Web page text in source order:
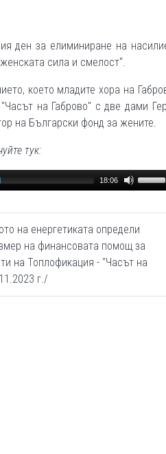
ден за елиминиране на
сила и смелост“.
което младите хора на
на Габрово" с две дами
на Български фонд за жените.
тук:
18:06
Use
Up/
Arrow
keys
to
на енергетиката определи
на финансовата помощ за
на Топлофикация - "Часът на
г./